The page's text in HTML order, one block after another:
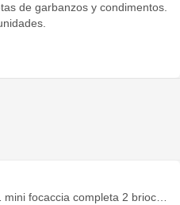
de garbanzos y condimentos.